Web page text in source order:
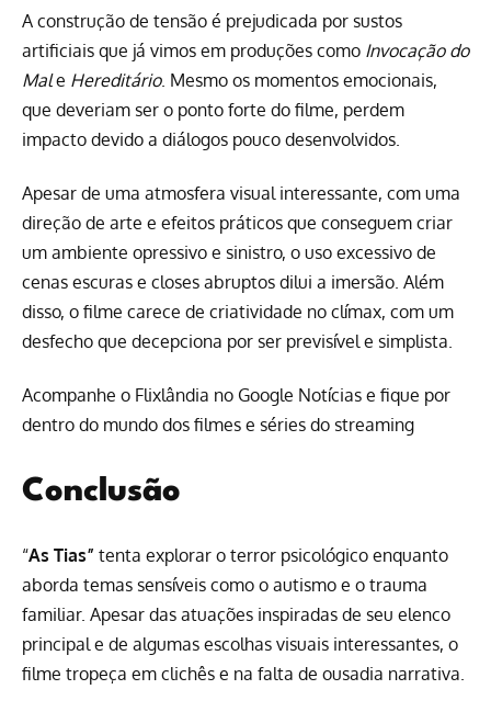
A construção de tensão é prejudicada por sustos
artificiais que já vimos em produções como Invocação do
Male Hereditário. Mesmo os momentos emocionais,
que deveriam ser o ponto forte do filme, perdem
impacto devido a diálogos pouco desenvolvidos.
Apesar de uma atmosfera visual interessante, com uma
direção de arte e efeitos práticos que conseguem criar
um ambiente opressivo e sinistro, o uso excessivo de
cenas escuras e closes abruptos dilui a imersão. Além
disso, o filme carece de criatividade no clímax, com um
desfecho que decepciona por ser previsível e simplista.
Acompanhe o Flixlândia no Google Notícias e fique por
dentro do mundo dos filmes e séries do streaming
Conclusão
“As Tias” tenta explorar o terror psicológico enquanto
aborda temas sensíveis como o autismo e o trauma
familiar. Apesar das atuações inspiradas de seu elenco
principal e de algumas escolhas visuais interessantes, o
filme tropeça em clichês e na falta de ousadia narrativa.